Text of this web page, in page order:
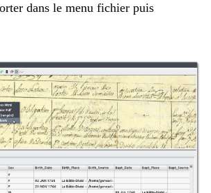
dans le menu fichier puis